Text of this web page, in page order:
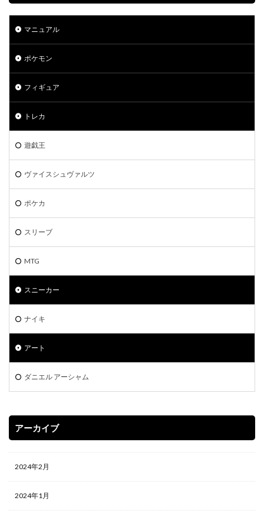
マニュアル
ポケモン
フィギュア
トレカ
遊戯王
ヴァイスシュヴァルツ
ポケカ
スリーブ
MTG
スニーカー
ナイキ
アート
ダニエル アーシャム
アーカイブ
2024年2月
2024年1月